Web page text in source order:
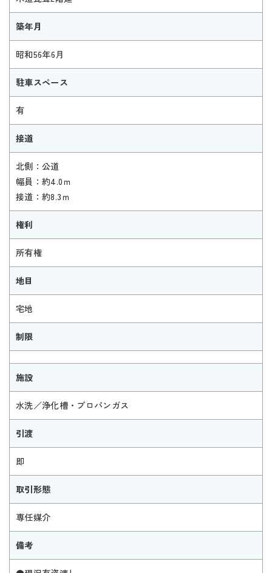
築年月
昭和56年6月
駐車スペース
有
接道
北側：公道
幅員：約4.0ｍ
接道：約8.3ｍ
権利
所有権
地目
宅地
制限
施設
水洗／浄化槽・プロパンガス
引渡
即
取引形態
専任媒介
備考